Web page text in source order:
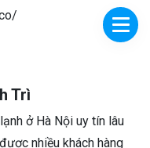
Trì
ở Hà Nội uy tín lâu
nhiều khách hàng